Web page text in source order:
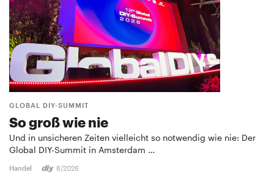
GLOBAL DIY-SUMMIT
So groß wie nie
Und in unsicheren Zeiten vielleicht so notwendig wie nie: Der
Global DIY-Summit in Amsterdam …
Handel 8/2026